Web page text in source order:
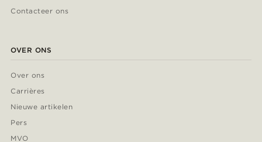
Contacteer ons
OVER ONS
Over ons
Carrières
Nieuwe artikelen
Pers
MVO